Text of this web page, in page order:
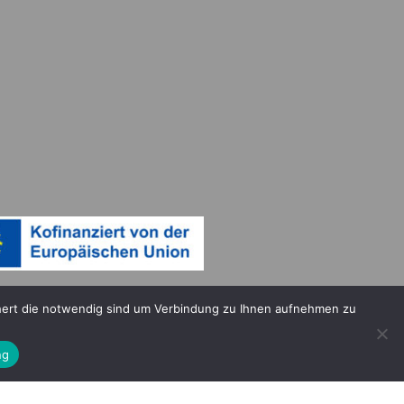
die notwendig sind um Verbindung zu Ihnen aufnehmen zu